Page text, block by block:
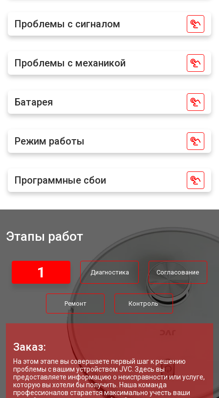
Проблемы с сигналом
Проблемы с механикой
Батарея
Режим работы
Программные сбои
Этапы работ
1 Диагностика Согласование
Ремонт Контроль
Заказ:
На этом этапе вы совершаете первый шаг к решению
проблемы с вашим устройством JVC. Здесь вы
предоставляете информацию о неисправности или услуге,
которую вы хотели бы получить. Наша команда
профессионалов старается максимально учесть ваши